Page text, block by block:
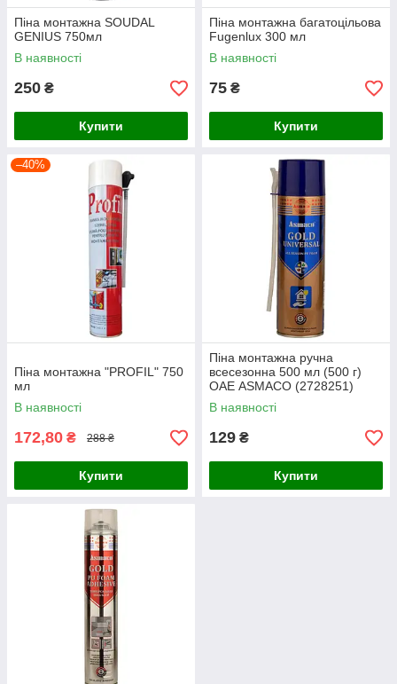
Піна монтажна SOUDAL
GENIUS 750мл
В наявності
250 ₴
Купити
Піна монтажна багатоцільова
Fugenlux 300 мл
В наявності
75 ₴
Купити
–40%
Піна монтажна "PROFIL" 750
мл
В наявності
172,80 ₴ 288 ₴
Купити
Піна монтажна ручна
всесезонна 500 мл (500 г)
ОАЕ ASMACO (2728251)
В наявності
129 ₴
Купити